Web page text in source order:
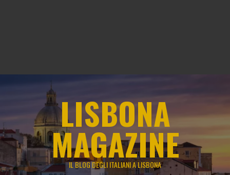
LISBONA
MAGAZINE
IL BLOG DEGLI ITALIANI A LISBONA